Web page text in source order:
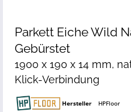
Parkett Eiche Wild
Gebürstet
1900 x 190 x 14 mm,
Klick-Verbindung
Hersteller
HPFloor